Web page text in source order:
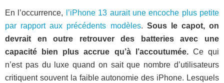
En l’occurrence,
l’iPhone 13 aurait une encoche plus petite
par rapport aux précédents modèles. Sous le capot, on
devrait en outre retrouver des batteries avec une
capacité bien plus accrue qu’à l’accoutumée.Ce qui
n’est pas du luxe quand on sait que nombre d’utilisateurs
critiquent souvent la faible autonomie des iPhone. Lesquels